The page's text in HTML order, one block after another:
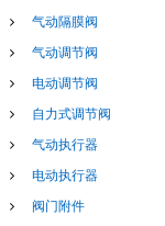
气动隔膜阀
气动调节阀
电动调节阀
自力式调节阀
气动执行器
电动执行器
阀门附件